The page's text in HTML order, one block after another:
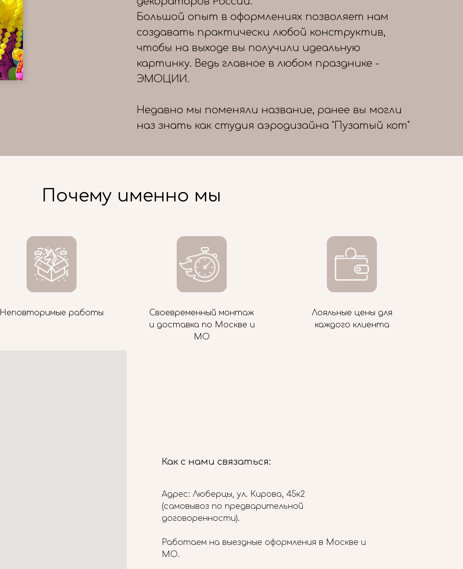
Большой опыт в оформлениях позволяет нам
создавать практически любой конструктив,
чтобы на выходе вы получили идеальную
картинку. Ведь главное в любом празднике -
ЭМОЦИИ.
Недавно мы поменяли название, ранее вы могли
наз знать как студия аэродизайна "Пузатый кот"
Почему именно мы
Неповторимые работы
Своевременный монтаж
и доставка по Москве и
МО
Лояльные цены для
каждого клиента
Как с нами связаться:
Адрес: Люберцы, ул. Кирова, 45к2
(самовывоз по предварительной
договоренности).
Работаем на выездные оформления в Москве и
МО.